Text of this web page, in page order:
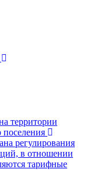
территории
поселения
регулирования
в отношении
тарифные